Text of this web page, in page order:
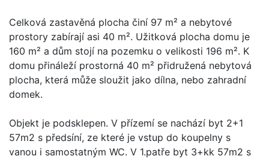
Celková zastavěná plocha činí 97 m² a nebytové
prostory zabírají asi 40 m². Užitková plocha domu je
160 m² a dům stojí na pozemku o velikosti 196 m². K
domu přináleží prostorná 40 m² přidružená nebytová
plocha, která může sloužit jako dílna, nebo zahradní
domek.
Objekt je podsklepen. V přízemí se nachází byt 2+1
57m2 s předsíní, ze které je vstup do koupelny s
vanou i samostatným WC. V 1.patře byt 3+kk 57m2 s